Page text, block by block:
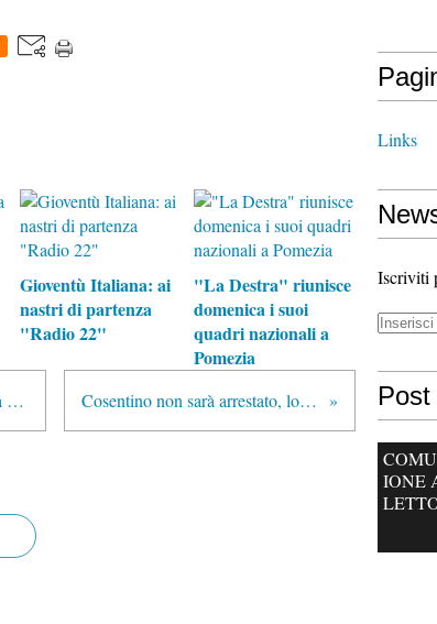
Gioventù Italiana: ai
nastri di partenza
"Radio 22"
"La Destra" riunisce
domenica i suoi
quadri nazionali a
Pomezia
Berlusconi: «In Italia la sovranità è passata dal Parlamento ai giudici». Cosentino non sarà arrestato, lo ha deciso la Camera
Links
Iscriviti
IONE